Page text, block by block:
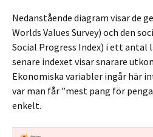
Nedanstående diagram visar de
Worlds Values Survey) och den
Social Progress Index) i ett antal
senare indexet visar snarare
Ekonomiska variabler ingår här
var man får ”mest pang för
enkelt.